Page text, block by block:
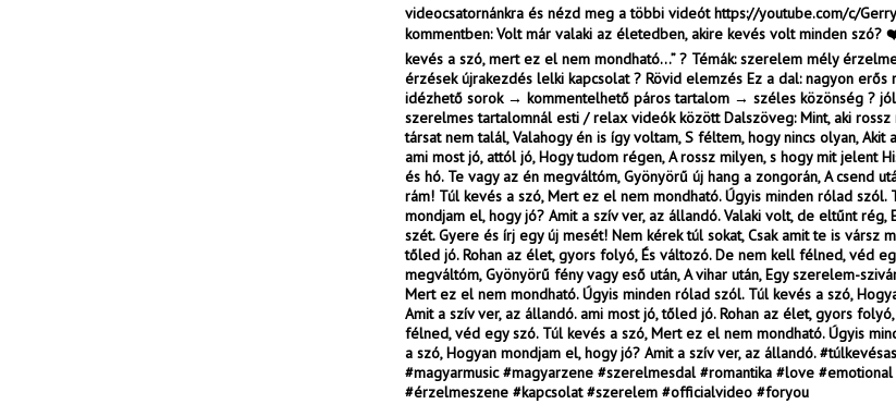
videocsatornánkra és nézd meg a többi videót https://youtube.com/c/
kommentben: Volt már valaki az életedben, akire kevés volt minden szó?
kevés a szó, mert ez el nem mondható…” ? Témák: szerelem mély
érzések újrakezdés lelki kapcsolat ? Rövid elemzés Ez a dal: nagyon erős
idézhető sorok → kommentelhető páros tartalom → széles közönség ? jól
szerelmes tartalomnál esti / relax videók között Dalszöveg: Mint, aki rossz
társat nem talál, Valahogy én is így voltam, S féltem, hogy nincs olyan, Akit
ami most jó, attól jó, Hogy tudom régen, A rossz milyen, s hogy mit jelent
és hó. Te vagy az én megváltóm, Gyönyörű új hang a zongorán, A csend
rám! Túl kevés a szó, Mert ez el nem mondható. Úgyis minden rólad szól.
mondjam el, hogy jó? Amit a szív ver, az állandó. Valaki volt, de eltűnt rég,
szét. Gyere és írj egy új mesét! Nem kérek túl sokat, Csak amit te is vársz
tőled jó. Rohan az élet, gyors folyó, És változó. De nem kell félned, véd
megváltóm, Gyönyörű fény vagy eső után, A vihar után, Egy szerelem-
Mert ez el nem mondható. Úgyis minden rólad szól. Túl kevés a szó,
Amit a szív ver, az állandó. ami most jó, tőled jó. Rohan az élet, gyors
félned, véd egy szó. Túl kevés a szó, Mert ez el nem mondható. Úgyis
a szó, Hogyan mondjam el, hogy jó? Amit a szív ver, az állandó.
#magyarmusic #magyarzene #szerelmesdal #romantika #love #emotional
#érzelmeszene #kapcsolat #szerelem #officialvideo #foryou